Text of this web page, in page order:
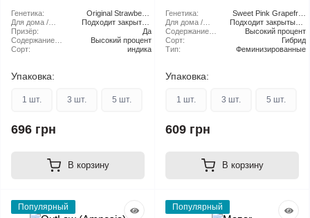
Генетика:
Original Strawberry
Cough
Для дома /
улицы:
Подходит закрытый
грунт
Призёр:
Да
Содержание
ТГК:
Высокий процент
Сорт:
индика
Упаковка:
1 шт. 3 шт. 5 шт.
696 грн
В корзину
Генетика:
Sweet Pink Grapefruit
X Orange Bud
Для дома /
улицы:
Подходит закрытый и
открытый грунт
Содержание
ТГК:
Высокий процент
Сорт:
Гибрид
Тип:
Феминизированные
Упаковка:
1 шт. 3 шт. 5 шт.
609 грн
В корзину
Популярный Популярный